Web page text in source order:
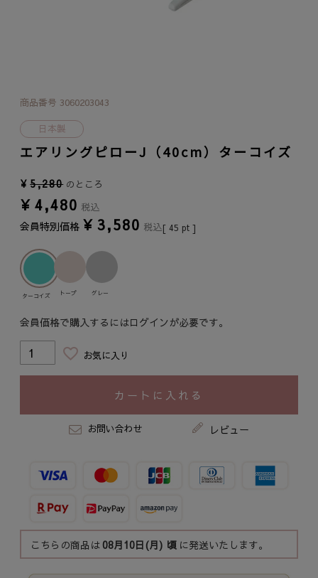
商品番号 3060203043
日本製
エアリングピローJ（40cm）ターコイズ
¥ 5,280 のところ
¥ 4,480 税込
会員特別価格 ¥ 3,580 税込[ 45 pt ]
ターコイズ トープ グレー
会員価格で購入するにはログインが必要です。
お気に入り
カートに入れる
お問い合わせ レビュー
こちらの商品は08月10日(月) 頃 に発送いたします。